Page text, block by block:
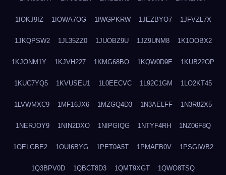
1IOKJ9IZ 1IOWA7OG 1IWGPKRW 1JEZBYO7 1JFVZL7X
1JKQPSW2 1JL35ZZ0 1JUOBZ9U 1JZ9UNM8 1K1OOBX2
1KJONM1Y 1KJVH227 1KMG68BO 1KQW0D9E 1KUB22OP
1KUC7YQ5 1KVUSEU1 1L0EECVC 1L92C1GM 1LO2KT45
1LVWMXC9 1MF16JX6 1MZGQ4D3 1N3AELFF 1N3R82X5
1NERJOY9 1NIN2DXO 1NIPGIQG 1NTYF4RH 1NZ06F8Q
1OELGBE2 1OUI6BYG 1PET0A5T 1PMAFB0V 1PSGIWB2
1Q3BPV0D 1QBCT8D3 1QMT9XGT 1QWO8TSQ